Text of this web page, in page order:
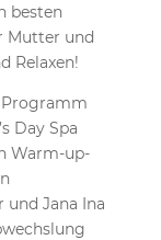
besten
Mutter und
Relaxen!
Day Spa
Warm-up-
und Jana Ina